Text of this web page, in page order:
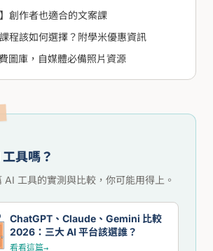
創作者也適合的文案課
程該如何選擇？附學米優惠資訊
圖庫，自媒體必備照片資源
具嗎？
AI 工具的實測與比較，你可能用得上。
ChatGPT、Claude、Gemini 比較
2026：三大 AI 平台該選誰？
看看這篇→